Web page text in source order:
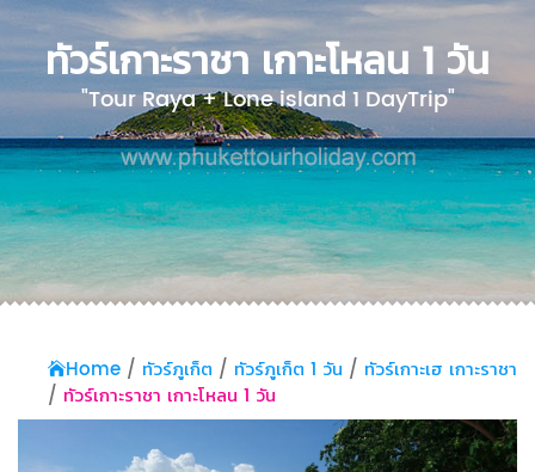
ทัวร์เกาะราชา เกาะโหลน 1 วัน
"Tour Raya + Lone island 1 DayTrip"
Home ทัวร์ภูเก็ต ทัวร์ภูเก็ต 1 วัน
ทัวร์เกาะเฮ เกาะราชา
ทัวร์เกาะราชา เกาะโหลน 1 วัน